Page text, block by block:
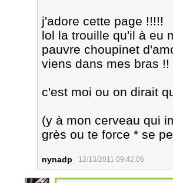
j'adore cette page !!!!!
lol la trouille qu'il à eu
pauvre choupinet
viens dans mes bras !!
c'est moi ou on dirait
(y à mon cerveau qui
grès ou te force * se
nynadp 12/13/2011 09:42:05